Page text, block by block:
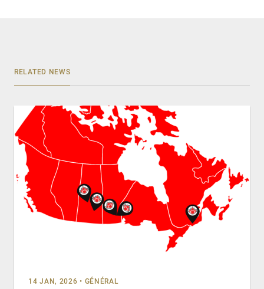
RELATED NEWS
14 JAN, 2026 • GÉNÉRAL